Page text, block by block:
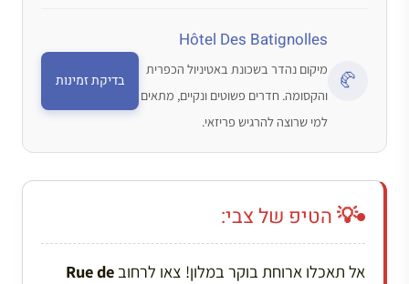
🥐
Hôtel Des Batignolles
מיקום נהדר בשכונת באטיניול הכפרית
והקסומה. חדרים פשוטים ונקיים, מתאים
למי שרוצה להרגיש פריזאי.
בדיקת זמינות
💡 הטיפ של צבי:
אל תאכלו ארוחת בוקר במלון! צאו לרחוב Rue de